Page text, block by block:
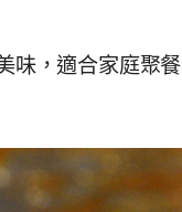
味，適合家庭聚餐